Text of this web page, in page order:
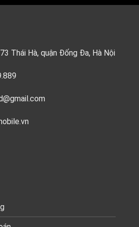
Thái Hà, quận Đống Đa, Hà Nội